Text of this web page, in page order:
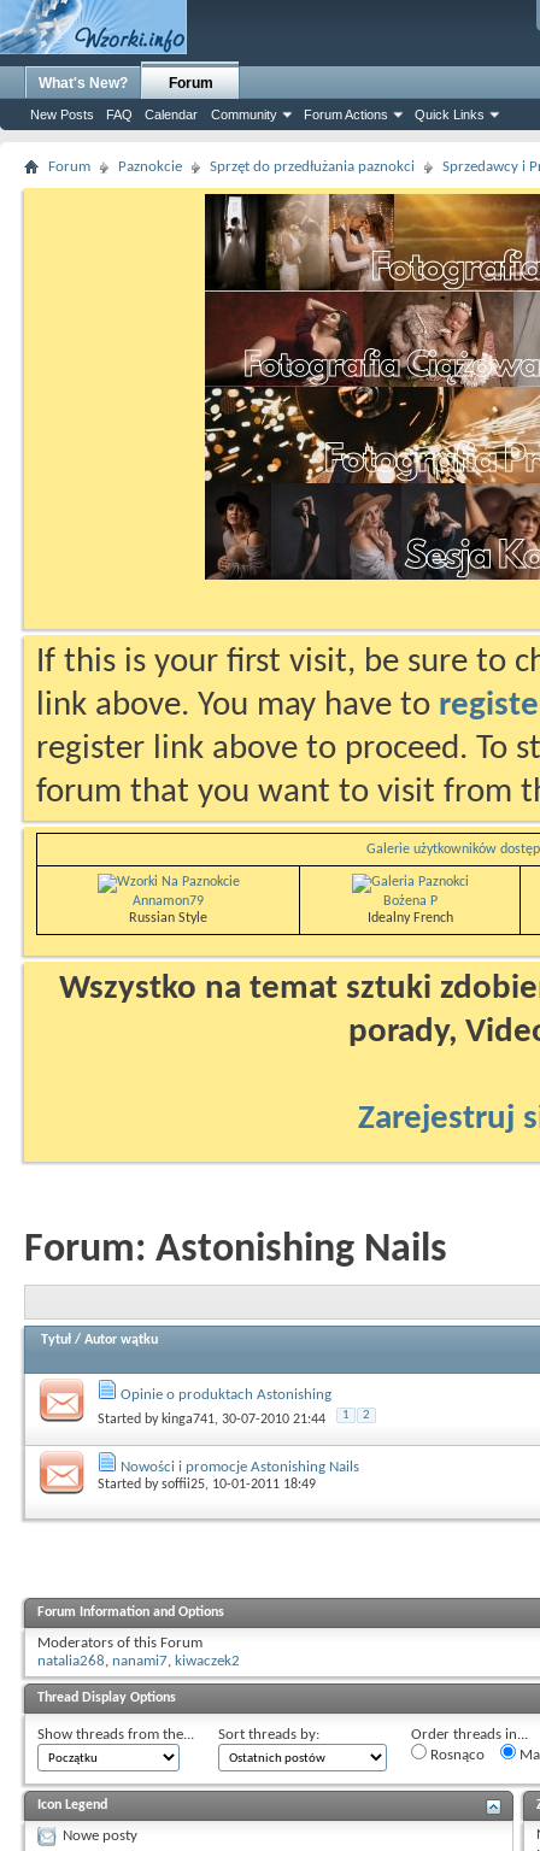
What's New? Forum
New Posts FAQ Calendar Community Forum Actions Quick Links
Forum Paznokcie Sprzęt do przedłużania paznokci Sprzedawcy i
If this is your first visit, be sure to
link above. You may have to
register link above to proceed. To
forum that you want to visit from
Galerie użytkowników
Annamon79
Russian Style
Bożena P
Idealny French
Wszystko na temat sztuki
porady,
Zarejestruj
Forum: Astonishing Nails
Tytuł / Autor wątku
Opinie o produktach Astonishing
Started by kinga741, 30-07-2010 21:44 1 2
Nowości i promocje Astonishing Nails
Started bysoffii25, 10-01-2011 18:49
Forum Information and Options
Moderators of this Forum
natalia268, nanami7, kiwaczek2
Thread Display Options
Show threads from the... Sort threads by:
Order threads in...
Rosnąco
Icon Legend
Nowe posty